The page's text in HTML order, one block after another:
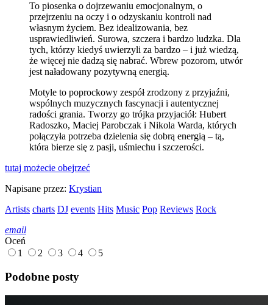
To piosenka o dojrzewaniu emocjonalnym, o
przejrzeniu na oczy i o odzyskaniu kontroli nad
własnym życiem. Bez idealizowania, bez
usprawiedliwień. Surowa, szczera i bardzo ludzka. Dla
tych, którzy kiedyś uwierzyli za bardzo – i już wiedzą,
że więcej nie dadzą się nabrać. Wbrew pozorom, utwór
jest naładowany pozytywną energią.
Motyle to poprockowy zespół zrodzony z przyjaźni,
wspólnych muzycznych fascynacji i autentycznej
radości grania. Tworzy go trójka przyjaciół: Hubert
Radoszko, Maciej Parobczak i Nikola Warda, których
połączyła potrzeba dzielenia się dobrą energią – tą,
która bierze się z pasji, uśmiechu i szczerości.
tutaj możecie obejrzeć
Napisane przez: Krystian
Artists charts DJ events Hits Music Pop Reviews Rock
email
Oceń
1
2 3 4 5
Podobne posty